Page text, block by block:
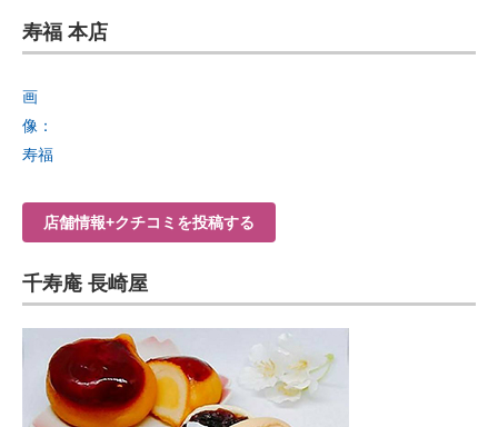
寿福 本店
画
像：
寿福
店舗情報+クチコミを投稿する
千寿庵 長崎屋